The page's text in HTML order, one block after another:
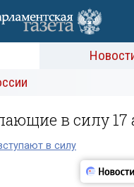
в силу 17
в силу